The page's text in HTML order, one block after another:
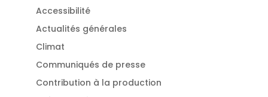
Accessibilité
Actualités générales
Climat
Communiqués de presse
Contribution à la production